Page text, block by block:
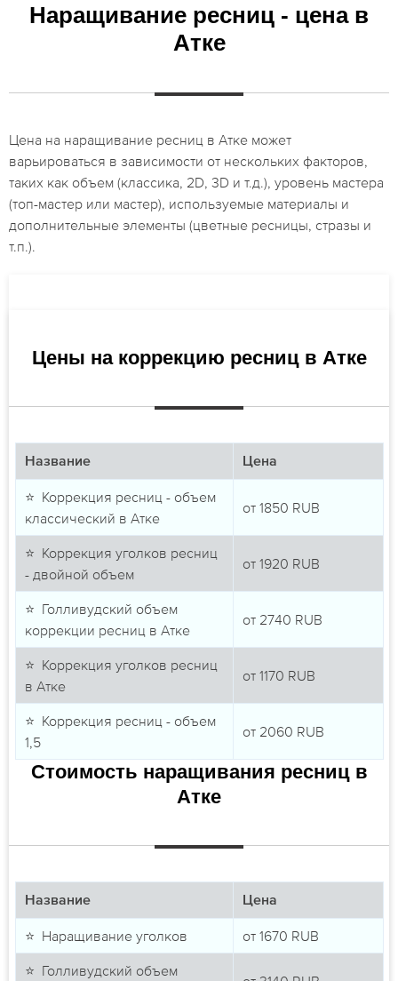
Наращивание ресниц - цена в
Атке
Цена на наращивание ресниц в Атке может
варьироваться в зависимости от нескольких факторов,
таких как объем (классика, 2D, 3D и т.д.), уровень мастера
(топ-мастер или мастер), используемые материалы и
дополнительные элементы (цветные ресницы, стразы и
т.п.).
Цены на коррекцию ресниц в Атке
Название Цена
⭐ Коррекция ресниц - объем
классический в Атке
от 1850 RUB
⭐ Коррекция уголков ресниц
- двойной объем
от 1920 RUB
⭐ Голливудский объем
коррекции ресниц в Атке
от 2740 RUB
⭐ Коррекция уголков ресниц
в Атке
от 1170 RUB
⭐ Коррекция ресниц - объем
1,5
от 2060 RUB
Стоимость наращивания ресниц в
Атке
Название Цена
⭐ Наращивание уголков от 1670 RUB
⭐ Голливудский объем